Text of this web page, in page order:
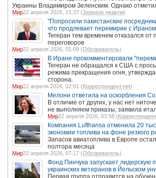
Украины Владимиром Зеленским. Однако
Мир22 апреля 2026, 21:37 (Зеркало недели)
"Попросили пакистанские
что продлевает перемирие с Ираном
Тегеран тем временем отказался от
переговоров
Мир22 апреля 2026, 01:09 (Обозреватель)
В Иране прокомментировали
Тегеран не обращался к США с
режима прекращения огня,
сторона.
Мир22 апреля 2026, 02:01 (Корреспондент.net)
Мелони ответила на оскорбления
В отличие от других, у нас нет
не выполняем приказы, заявила
Мир22 апреля 2026, 03:58 (
Компания Lufthansa отменила 20
экономии топлива на фоне резкого
Запасов авиатоплива в Европе
полтора месяца
Мир22 апреля 2026, 07:17 (Обозреватель)
Фонд Пинчука запускает лидерскую
украинских ветеранов в Йельском
Первая группа отправится на